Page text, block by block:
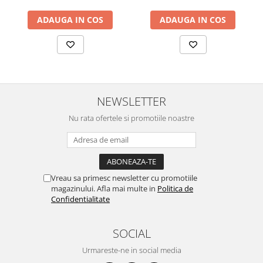
Solutii si spray uri auto
Bureti auto,raclete si lavete
Articole DYI si zugravit
Antidaunatori si insecticide
Camping, Gradina & Zone de
Accesorii pentru telefoane
Articole HoReCa
Solutii profesionale pentru
curatenie si intretinere
ADAUGA IN COS ADAUGA IN COS
NEWSLETTER
Nu rata ofertele si promotiile noastre
Vreau sa primesc newsletter cu promotiile
magazinului. Afla mai multe in Politica de
Confidentialitate
SOCIAL
Urmareste-ne in social media